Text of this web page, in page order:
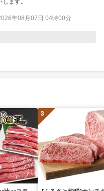
年08月07日 04時00分
3